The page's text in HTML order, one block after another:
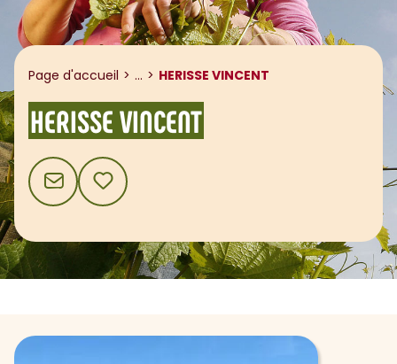
Page d'accueil ... Afficher le fil d'ariane
HERISSE VINCENT
HERISSE VINCENT
CONTACTAJOUTER AUX FAVORIS